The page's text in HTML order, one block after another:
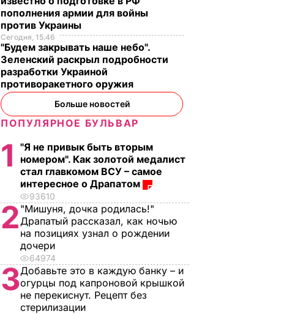
пополнения армии для войны
против Украины
Сегодня, 15.46
"Будем закрывать наше небо".
Зеленский раскрыл подробности
разработки Украиной
противоракетного оружия
Больше новостей
ПОПУЛЯРНОЕ БУЛЬВАР
1
"Я не привык быть вторым
номером". Как золотой медалист
стал главкомом ВСУ – самое
интересное о Драпатом
93610
2 "Мишуня, дочка родилась!"
Драпатый рассказал, как ночью
на позициях узнал о рождении
дочери
64974
3Добавьте это в каждую банку – и
огурцы под капроновой крышкой
не перекиснут. Рецепт без
стерилизации